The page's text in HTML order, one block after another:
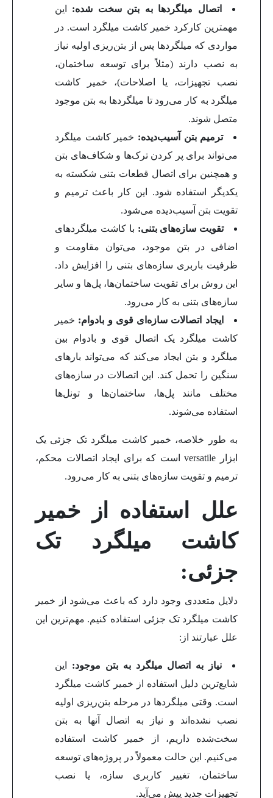
اتصال میلگردها به بتن سخت شده: این
مهمترین کارکرد خمیر کاشت میلگرد است. در
مواردی که میلگردها پس از بتن‌ریزی اولیه نیاز
به نصب دارند (مثلاً برای توسعه ساختمان،
نصب تجهیزات، یا اصلاحات)، خمیر کاشت
میلگرد به کار می‌رود تا میلگردها به بتن موجود
متصل شوند.
ترمیم بتن آسیب‌دیده: خمیر کاشت میلگرد
می‌تواند برای پر کردن ترک‌ها و شکاف‌های بتن
و همچنین برای اتصال قطعات بتنی شکسته به
یکدیگر استفاده شود. این کار باعث ترمیم و
تقویت بتن آسیب‌دیده می‌شود.
تقویت سازه‌های بتنی: با کاشت میلگردهای
اضافی در بتن موجود، می‌توان مقاومت و
ظرفیت باربری سازه‌های بتنی را افزایش داد.
این روش برای تقویت ساختمان‌ها، پل‌ها و سایر
سازه‌های بتنی به کار می‌رود.
ایجاد اتصالات سازه‌ای قوی و بادوام: خمیر
کاشت میلگرد یک اتصال قوی و بادوام بین
میلگرد و بتن ایجاد می‌کند که می‌تواند بارهای
سنگین را تحمل کند. این اتصالات در سازه‌های
مختلف مانند پل‌ها، ساختمان‌ها و تونل‌ها
استفاده می‌شوند.
به طور خلاصه، خمیر کاشت میلگرد تک جزئی یک
ابزار versatile است که برای ایجاد اتصالات محکم،
ترمیم و تقویت سازه‌های بتنی به کار می‌رود.
علل استفاده از خمیر
کاشت میلگرد تک
جزئی:
دلایل متعددی وجود دارد که باعث می‌شود از خمیر
کاشت میلگرد تک جزئی استفاده کنیم. مهم‌ترین این
علل عبارتند از:
نیاز به اتصال میلگرد به بتن موجود: این
شایع‌ترین دلیل استفاده از خمیر کاشت میلگرد
است. وقتی میلگردها در مرحله بتن‌ریزی اولیه
نصب نشده‌اند و نیاز به اتصال آنها به بتن
سخت‌شده داریم، از خمیر کاشت استفاده
می‌کنیم. این حالت معمولاً در پروژه‌های توسعه
ساختمان، تغییر کاربری سازه، یا نصب
تجهیزات جدید پیش می‌آید.